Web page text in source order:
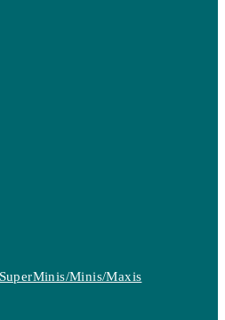
Minis/Maxis